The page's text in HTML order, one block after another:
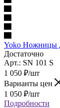
Yoko Ножницы
Достаточно
Арт.: SN 101 S
1 050 ₽/шт
Варианты цен
1 050 ₽/шт
Подробности